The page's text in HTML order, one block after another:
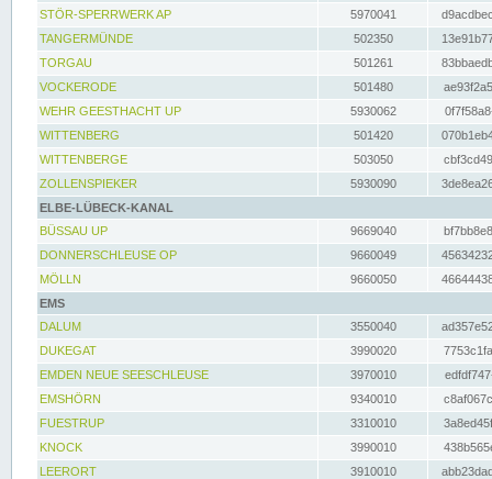
STÖR-SPERRWERK AP 5970041
TANGERMÜNDE
502350
TORGAU
501261
VOCKERODE
501480
WEHR GEESTHACHT UP
5930062
WITTENBERG
501420
WITTENBERGE
503050
ZOLLENSPIEKER
5930090
ELBE-LÜBECK-KANAL
BÜSSAU UP
9669040
DONNERSCHLEUSE OP
9660049
MÖLLN
9660050
EMS
DALUM
3550040
DUKEGAT
3990020
EMDEN NEUE SEESCHLEUSE
3970010
EMSHÖRN
9340010
FUESTRUP
3310010
KNOCK
3990010
LEERORT
3910010